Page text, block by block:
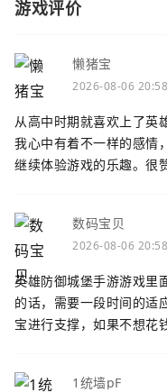
游戏评价
懒猪宝
2026-08-06 20:58
从高中时期就喜欢上了英
我心中有着不一样的感情
继续体验游戏的乐趣。很
数码宝贝
2026-08-06 20:58
英雄防御城堡手游游戏里
的话，需要一段时间的适
宝进行支撑，如果不想花
1统墙pF